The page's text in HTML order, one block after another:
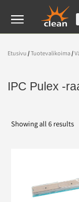
Etusivu /Tuotevalikoima/
IPC Pulex -
Showing all 6 results